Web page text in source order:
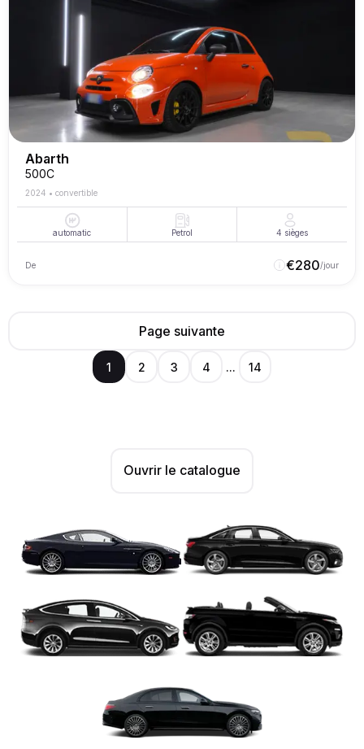
Abarth
500C
2024 • convertible
automatic Petrol 4 sièges
De €280/jour
Page suivante
1 2 3 4 ... 14
Ouvrir le catalogue